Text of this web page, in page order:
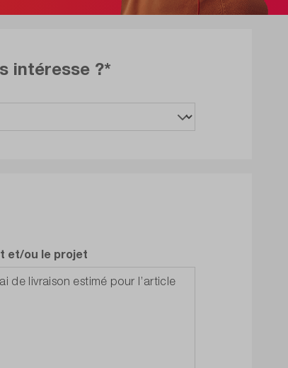
intéresse ?*
et/ou le projet